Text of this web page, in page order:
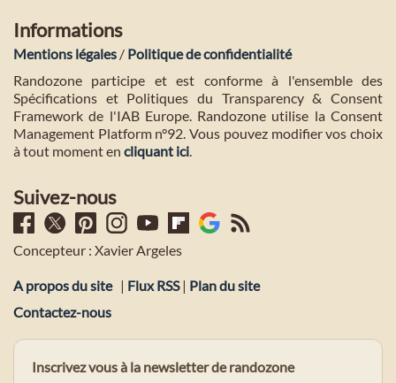
Informations
Mentions légales / Politique de confidentialité
Randozone participe et est conforme à l'ensemble des
Spécifications et Politiques du Transparency & Consent
Framework de l'IAB Europe. Randozone utilise la Consent
Management Platform n°92. Vous pouvez modifier vos choix
à tout moment en cliquant ici
Suivez-nous
Concepteur : Xavier Argeles
A propos du site | Flux RSS| Plan du site
Contactez-nous
Inscrivez vous à la newsletter de randozone